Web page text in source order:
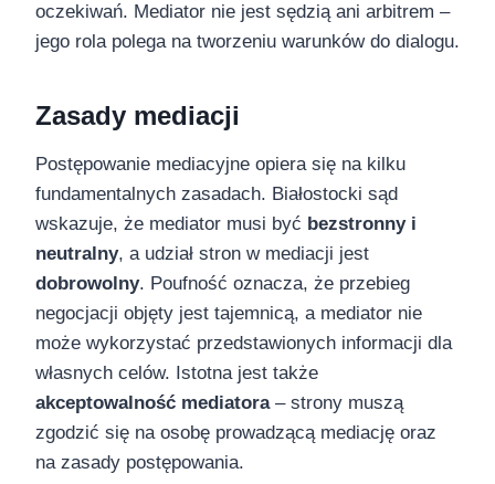
oczekiwań. Mediator nie jest sędzią ani arbitrem –
jego rola polega na tworzeniu warunków do dialogu.
Zasady mediacji
Postępowanie mediacyjne opiera się na kilku
fundamentalnych zasadach. Białostocki sąd
wskazuje, że mediator musi być bezstronny i
neutralny, a udział stron w mediacji jest
dobrowolny. Poufność oznacza, że przebieg
negocjacji objęty jest tajemnicą, a mediator nie
może wykorzystać przedstawionych informacji dla
własnych celów. Istotna jest także
akceptowalność mediatora– strony muszą
zgodzić się na osobę prowadzącą mediację oraz
na zasady postępowania.